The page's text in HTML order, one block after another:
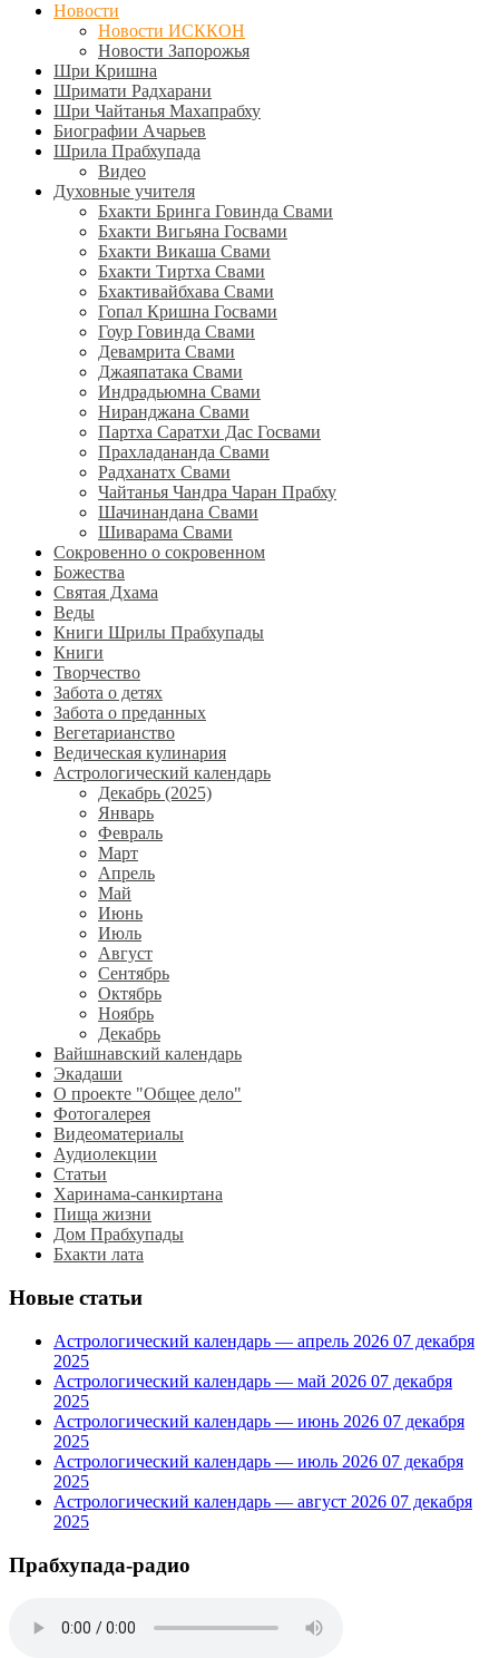
Новости
Новости ИСККОН
Новости Запорожья
Шри Кришна
Шримати Радхарани
Шри Чайтанья Махапрабху
Биографии Ачарьев
Шрила Прабхупада
Видео
Духовные учителя
Бхакти Бринга Говинда Свами
Бхакти Вигьяна Госвами
Бхакти Викаша Свами
Бхакти Тиртха Свами
Бхактивайбхава Свами
Гопал Кришна Госвами
Гоур Говинда Свами
Девамрита Свами
Джаяпатака Свами
Индрадьюмна Свами
Ниранджана Свами
Партха Саратхи Дас Госвами
Прахладананда Свами
Радханатх Свами
Чайтанья Чандра Чаран Прабху
Шачинандана Свами
Шиварама Свами
Сокровенно о сокровенном
Божества
Святая Дхама
Веды
Книги Шрилы Прабхупады
Книги
Творчество
Забота о детях
Забота о преданных
Вегетарианство
Ведическая кулинария
Астрологический календарь
Декабрь (2025)
Январь
Февраль
Март
Апрель
Май
Июнь
Июль
Август
Сентябрь
Октябрь
Ноябрь
Декабрь
Вайшнавский календарь
Экадаши
О проекте "Общее дело"
Фотогалерея
Видеоматериалы
Аудиолекции
Статьи
Харинама-санкиртана
Пища жизни
Дом Прабхупады
Бхакти лата
Новые статьи
Астрологический календарь — апрель 2026 07 декабря
2025
Астрологический календарь — май 2026 07 декабря
2025
Астрологический календарь — июнь 2026 07 декабря
2025
Астрологический календарь — июль 2026 07 декабря
2025
Астрологический календарь — август 2026 07 декабря
2025
Прабхупада-радио